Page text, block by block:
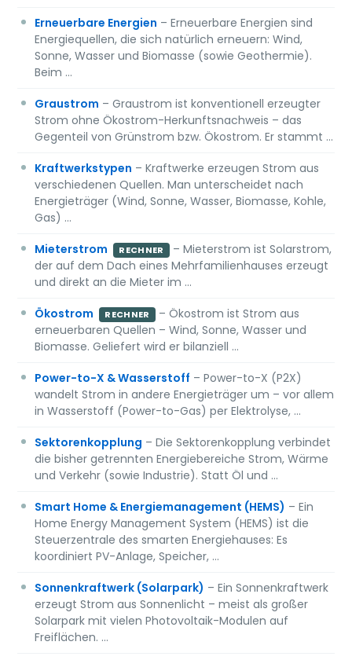
Erneuerbare Energien – Erneuerbare Energien sind
Energiequellen, die sich natürlich erneuern: Wind,
Sonne, Wasser und Biomasse (sowie Geothermie).
Beim …
Graustrom – Graustrom ist konventionell erzeugter
Strom ohne Ökostrom-Herkunftsnachweis – das
Gegenteil von Grünstrom bzw. Ökostrom. Er stammt …
Kraftwerkstypen – Kraftwerke erzeugen Strom aus
verschiedenen Quellen. Man unterscheidet nach
Energieträger (Wind, Sonne, Wasser, Biomasse, Kohle,
Gas) …
Mieterstrom
RECHNER
– Mieterstrom ist Solarstrom,
der auf dem Dach eines Mehrfamilienhauses erzeugt
und direkt an die Mieter im …
Ökostrom
RECHNER
– Ökostrom ist Strom aus
erneuerbaren Quellen – Wind, Sonne, Wasser und
Biomasse. Geliefert wird er bilanziell …
Power-to-X & Wasserstoff – Power-to-X (P2X)
wandelt Strom in andere Energieträger um – vor allem
in Wasserstoff (Power-to-Gas) per Elektrolyse, …
Sektorenkopplung – Die Sektorenkopplung verbindet
die bisher getrennten Energiebereiche Strom, Wärme
und Verkehr (sowie Industrie). Statt Öl und …
Smart Home & Energiemanagement (HEMS) – Ein
Home Energy Management System (HEMS) ist die
Steuerzentrale des smarten Energiehauses: Es
koordiniert PV-Anlage, Speicher, …
Sonnenkraftwerk (Solarpark) – Ein Sonnenkraftwerk
erzeugt Strom aus Sonnenlicht – meist als großer
Solarpark mit vielen Photovoltaik-Modulen auf
Freiflächen. …